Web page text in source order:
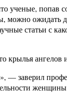
ученые,
ожидать
статьи с
крылья
заверил